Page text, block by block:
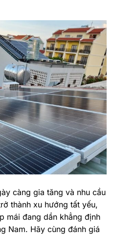
càng gia tăng và nhu cầu
thành xu hướng tất yếu,
mái đang dần khẳng định
Nam. Hãy cùng đánh giá